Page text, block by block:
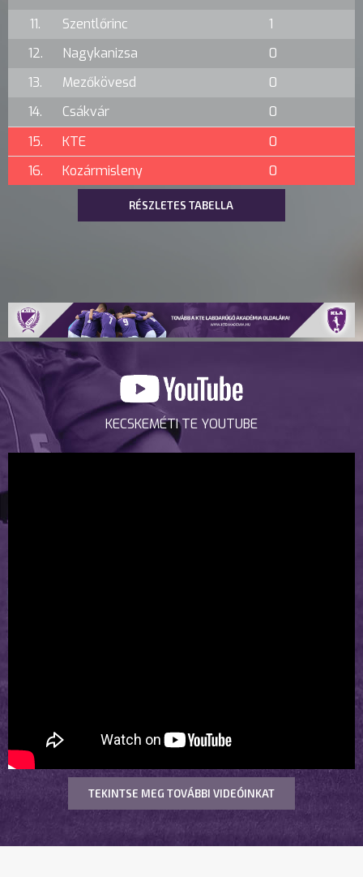
11.
Szentlőrinc
1
12.
Nagykanizsa
0
13.
Mezőkövesd
0
14.
Csákvár
0
15.
KTE
0
16.
Kozármisleny 0
RÉSZLETES TABELLA
KECSKEMÉTI TE YOUTUBE
TEKINTSE MEG TOVÁBBI VIDEÓINKAT